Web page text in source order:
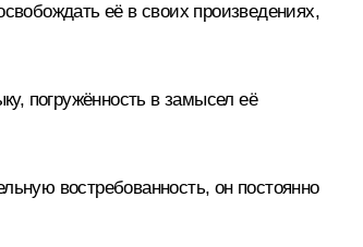
её в своих произведениях,
погружённость в замысел её
востребованность, он постоянно